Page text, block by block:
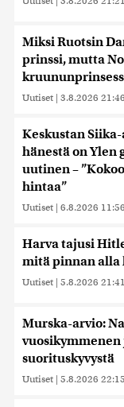
Miksi Ruotsin
prinssi, mutta
Uutiset | 3.8.2026 21:46
Keskustan
hänestä on
uutinen –
hintaa”
Uutiset | 6.8.2026 11:56
Harva tajusi
mitä pinnan alla
Uutiset | 5.8.2026 21:41
Murska-arvio:
vuosikymmenen
suorituskyvystä
Uutiset | 5.8.2026 22:15